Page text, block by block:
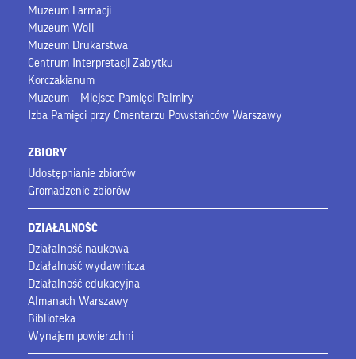
Muzeum Farmacji
Muzeum Woli
Muzeum Drukarstwa
Centrum Interpretacji Zabytku
Korczakianum
Muzeum – Miejsce Pamięci Palmiry
Izba Pamięci przy Cmentarzu Powstańców Warszawy
ZBIORY
Udostępnianie zbiorów
Gromadzenie zbiorów
DZIAŁALNOŚĆ
Działalność naukowa
Działalność wydawnicza
Działalność edukacyjna
Almanach Warszawy
Biblioteka
Wynajem powierzchni